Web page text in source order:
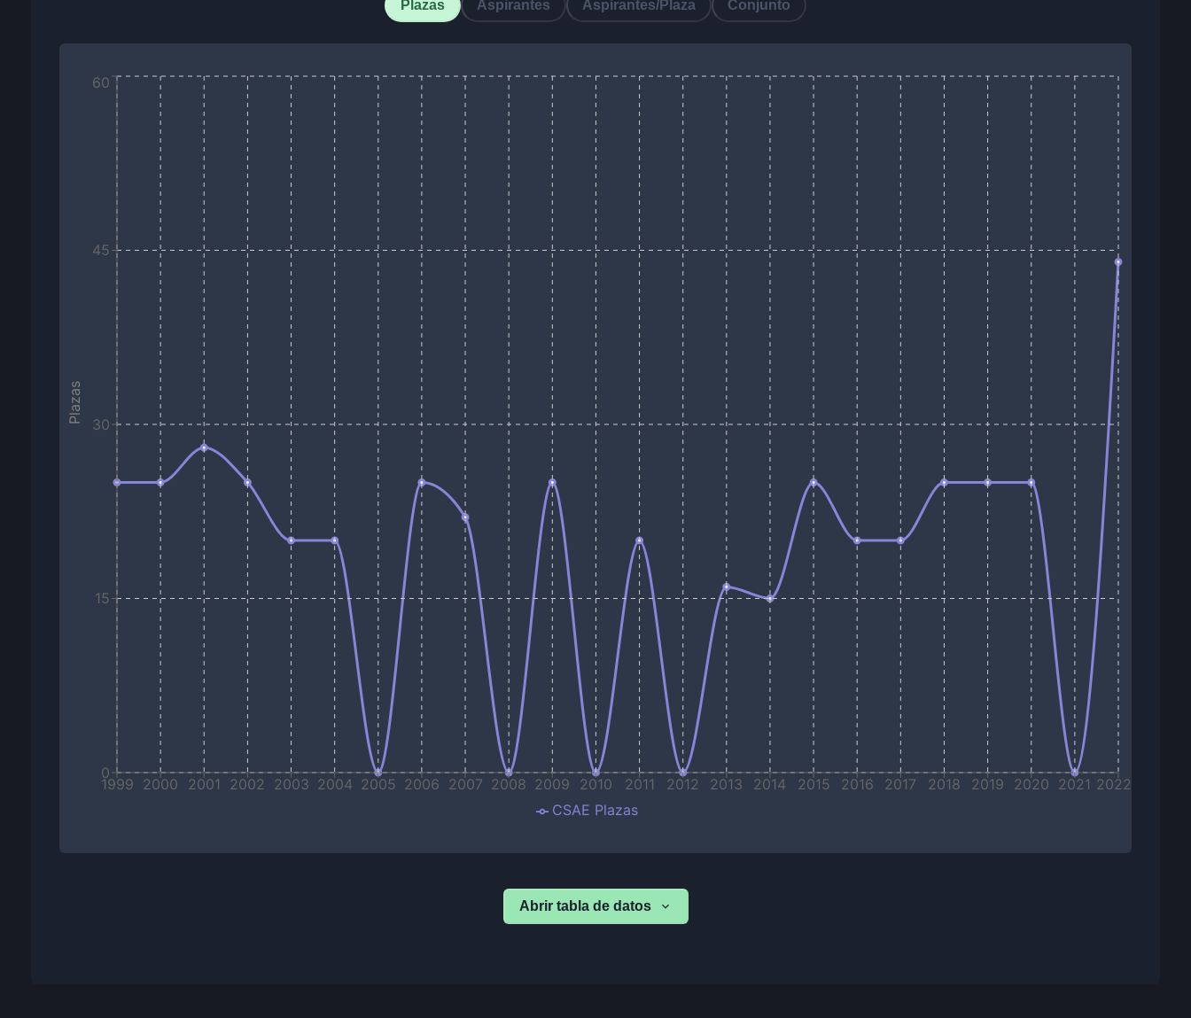
Plazas Aspirantes Aspirantes/Plaza Conjunto
1999 2000 2001 2002 2003 2004 2005 2006 2007 2008 2009 2010 2011 2012 2013 2014 2015 2016 2017 2018 2019 2020 2021 2022
0
15
30
45
60
Plazas
CSAE Plazas
Abrir tabla de datos